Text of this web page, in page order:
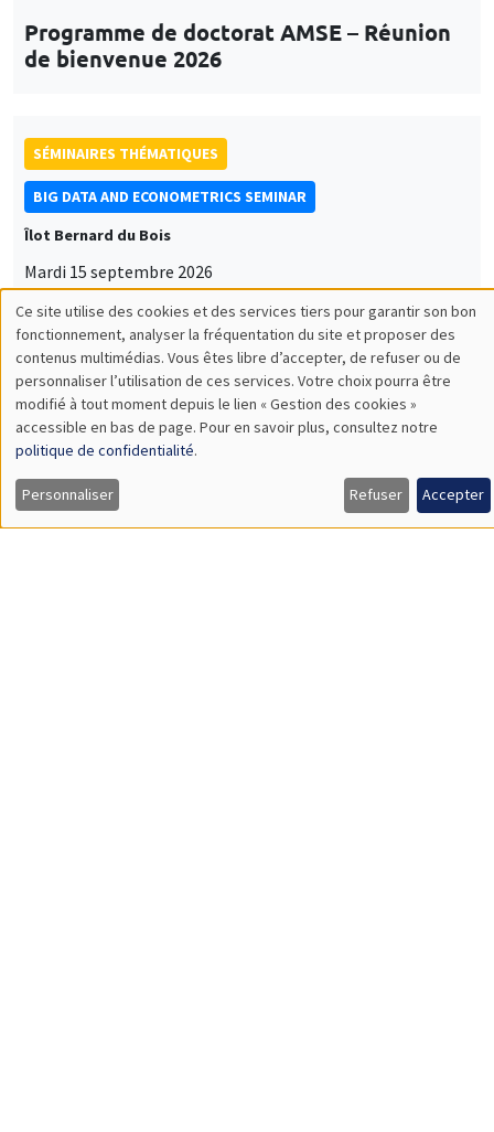
Programme de doctorat AMSE – Réunion
de bienvenue 2026
SÉMINAIRES THÉMATIQUES
BIG DATA AND ECONOMETRICS SEMINAR
Îlot Bernard du Bois
Mardi 15 septembre 2026
14:00 à 15:15
Paul-Gauthier Noé
LIS
CONFÉRENCES/WORKSHOPS
Éco-campus La Pauliane
Vendredi 11 septembre 2026